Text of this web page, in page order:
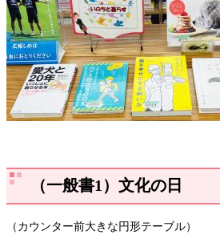
（一般書1）文化の日
（カウンター前大きな円形テーブル）